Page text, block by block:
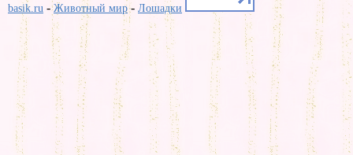
basik.ru -Животный мир- Лошадки